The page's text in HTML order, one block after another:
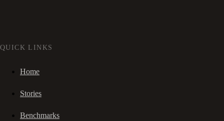
QUICK LINKS
Home
Stories
Benchmarks